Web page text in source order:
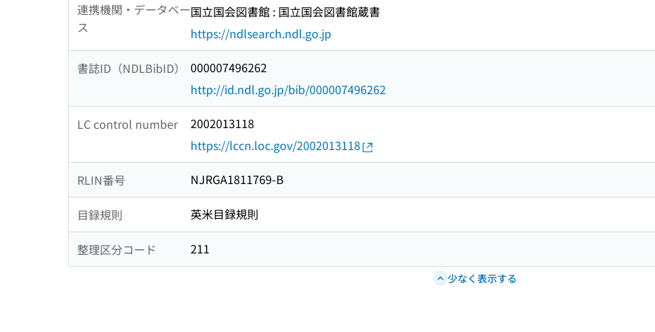
連携機関・データベー
ス
国立国会図書館 : 国立国会図書館蔵書
https://ndlsearch.ndl.go.jp
書誌ID（NDLBibID）
000007496262
http://id.ndl.go.jp/bib/000007496262
LC control number
2002013118
https://lccn.loc.gov/2002013118
RLIN番号 NJRGA1811769-B
目録規則 英米目録規則
整理区分コード 211
少なく表示する